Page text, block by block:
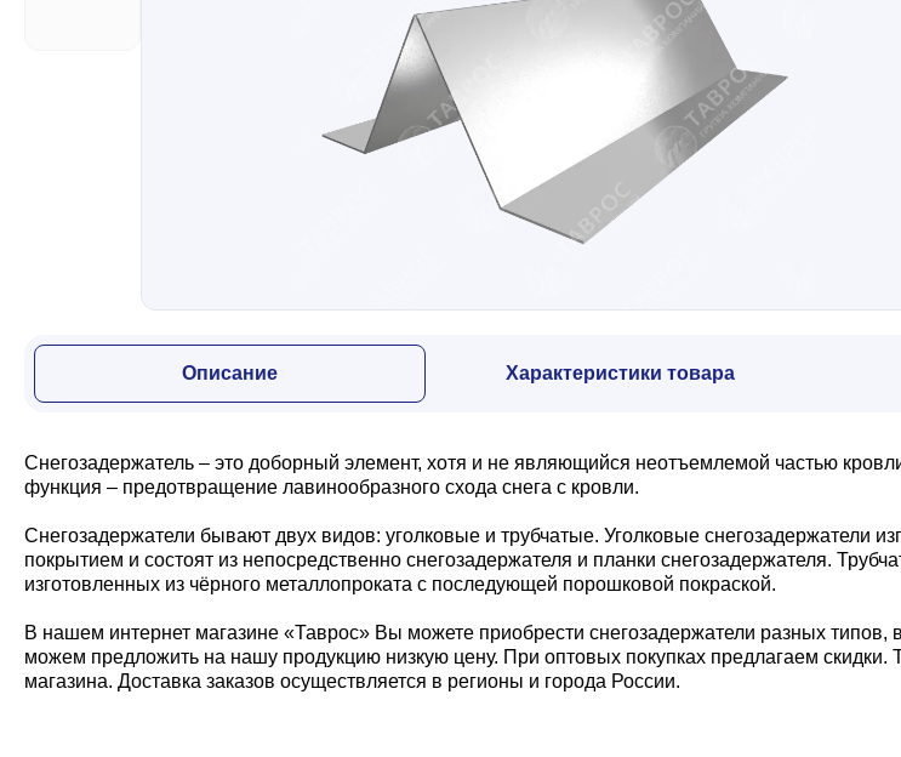
Профили для гипсокартона
Дача и сад
Другие товары
Описание Характеристики товара
Снегозадержатель – это доборный элемент, хотя и не являющийся неотъемлемой частью
функция – предотвращение лавинообразного схода снега с кровли.
Снегозадержатели бывают двух видов: уголковые и трубчатые. Уголковые снегозадержатели
покрытием и состоят из непосредственно снегозадержателя и планки снегозадержателя.
изготовленных из чёрного металлопроката с последующей порошковой покраской.
В нашем интернет магазине «Таврос» Вы можете приобрести снегозадержатели разных
можем предложить на нашу продукцию низкую цену. При оптовых покупках предлагаем
магазина. Доставка заказов осуществляется в регионы и города России.